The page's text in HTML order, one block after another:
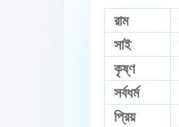
রাম
সাই
কৃষ্ণ
সর্বধর্ম
প্রিয়